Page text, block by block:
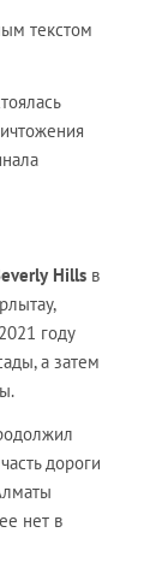
текстом
Hills в
году
а затем
дороги
нет в